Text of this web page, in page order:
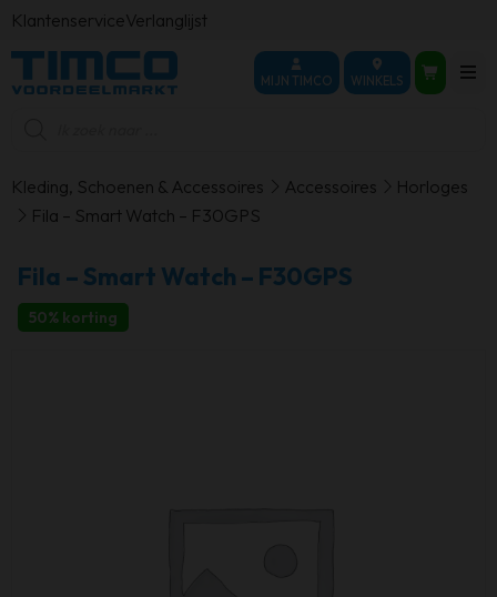
KlantenserviceVerlanglijst
MIJN TIMCO WINKELS
Kleding, Schoenen & Accessoires Accessoires
Horloges
Fila – Smart Watch – F30GPS
Fila – Smart Watch – F30GPS
50% korting